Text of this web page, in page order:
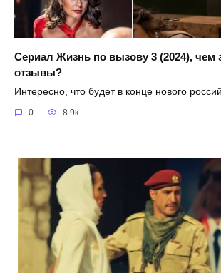
Сериал Жизнь по вызову 3 (2024), чем
отзывы?
Интересно, что будет в конце нового
0 8.9к.